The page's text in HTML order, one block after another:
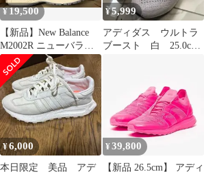
¥19,500
【新品】New Balance
M2002R ニューバラン
ス
¥5,999
アディダス ウルトラ
ブースト 白 25.0cm
¥6,000
本日限定 美品 アデ
¥39,800
【新品 26.5cm】 アディ